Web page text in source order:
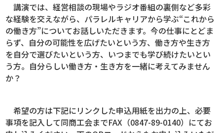
講演では、経営相談の現場やラジオ番組の裏側など多彩
な経験を交えながら、パラレルキャリアから学ぶ“これから
の働き方”についてお話しいただきます。今の仕事にとどま
らず、自分の可能性を広げたいという方、働き方や生き方
を自分で選びたいという方、いつまでも学び続けたいとい
う方。自分らしい働き方・生き方を一緒に考えてみません
か？
希望の方は下記にリンクした申込用紙を出力の上、必要
事項を記入して同商工会までFAX（0847-89-0140）にてお